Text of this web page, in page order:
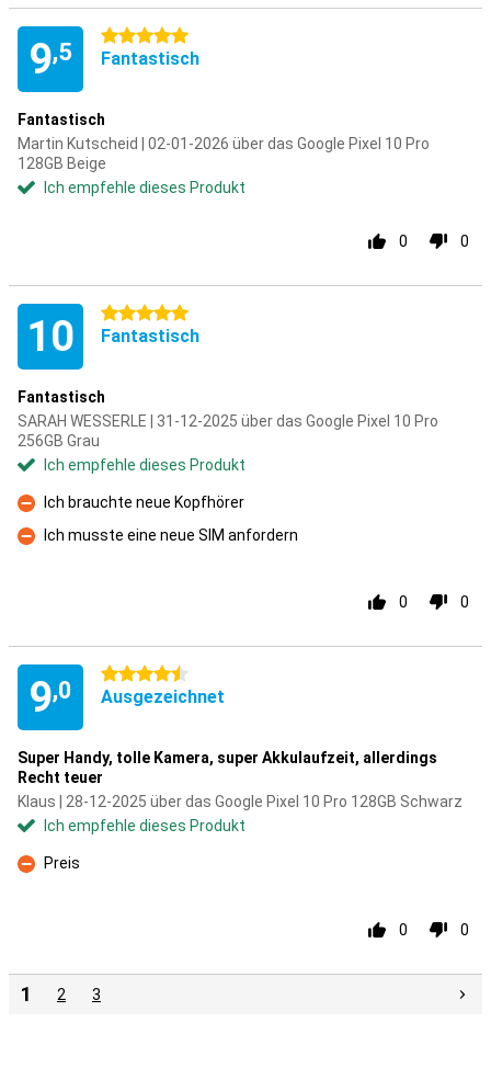
9,5
5 Sterne
Fantastisch
Fantastisch
Martin Kutscheid | 02-01-2026 über das Google Pixel 10 Pro
128GB Beige
Ich empfehle dieses Produkt
0 0
10 5 Sterne
Fantastisch
Fantastisch
SARAH WESSERLE | 31-12-2025 über das Google Pixel 10 Pro
256GB Grau
Ich empfehle dieses Produkt
Kontra
Ich brauchte neue Kopfhörer
Kontra
Ich musste eine neue SIM anfordern
0 0
9,0
4.5 Sterne
Ausgezeichnet
Super Handy, tolle Kamera, super Akkulaufzeit, allerdings
Recht teuer
Klaus | 28-12-2025 über das Google Pixel 10 Pro 128GB Schwarz
Ich empfehle dieses Produkt
Kontra
Preis
0 0
1 2 3